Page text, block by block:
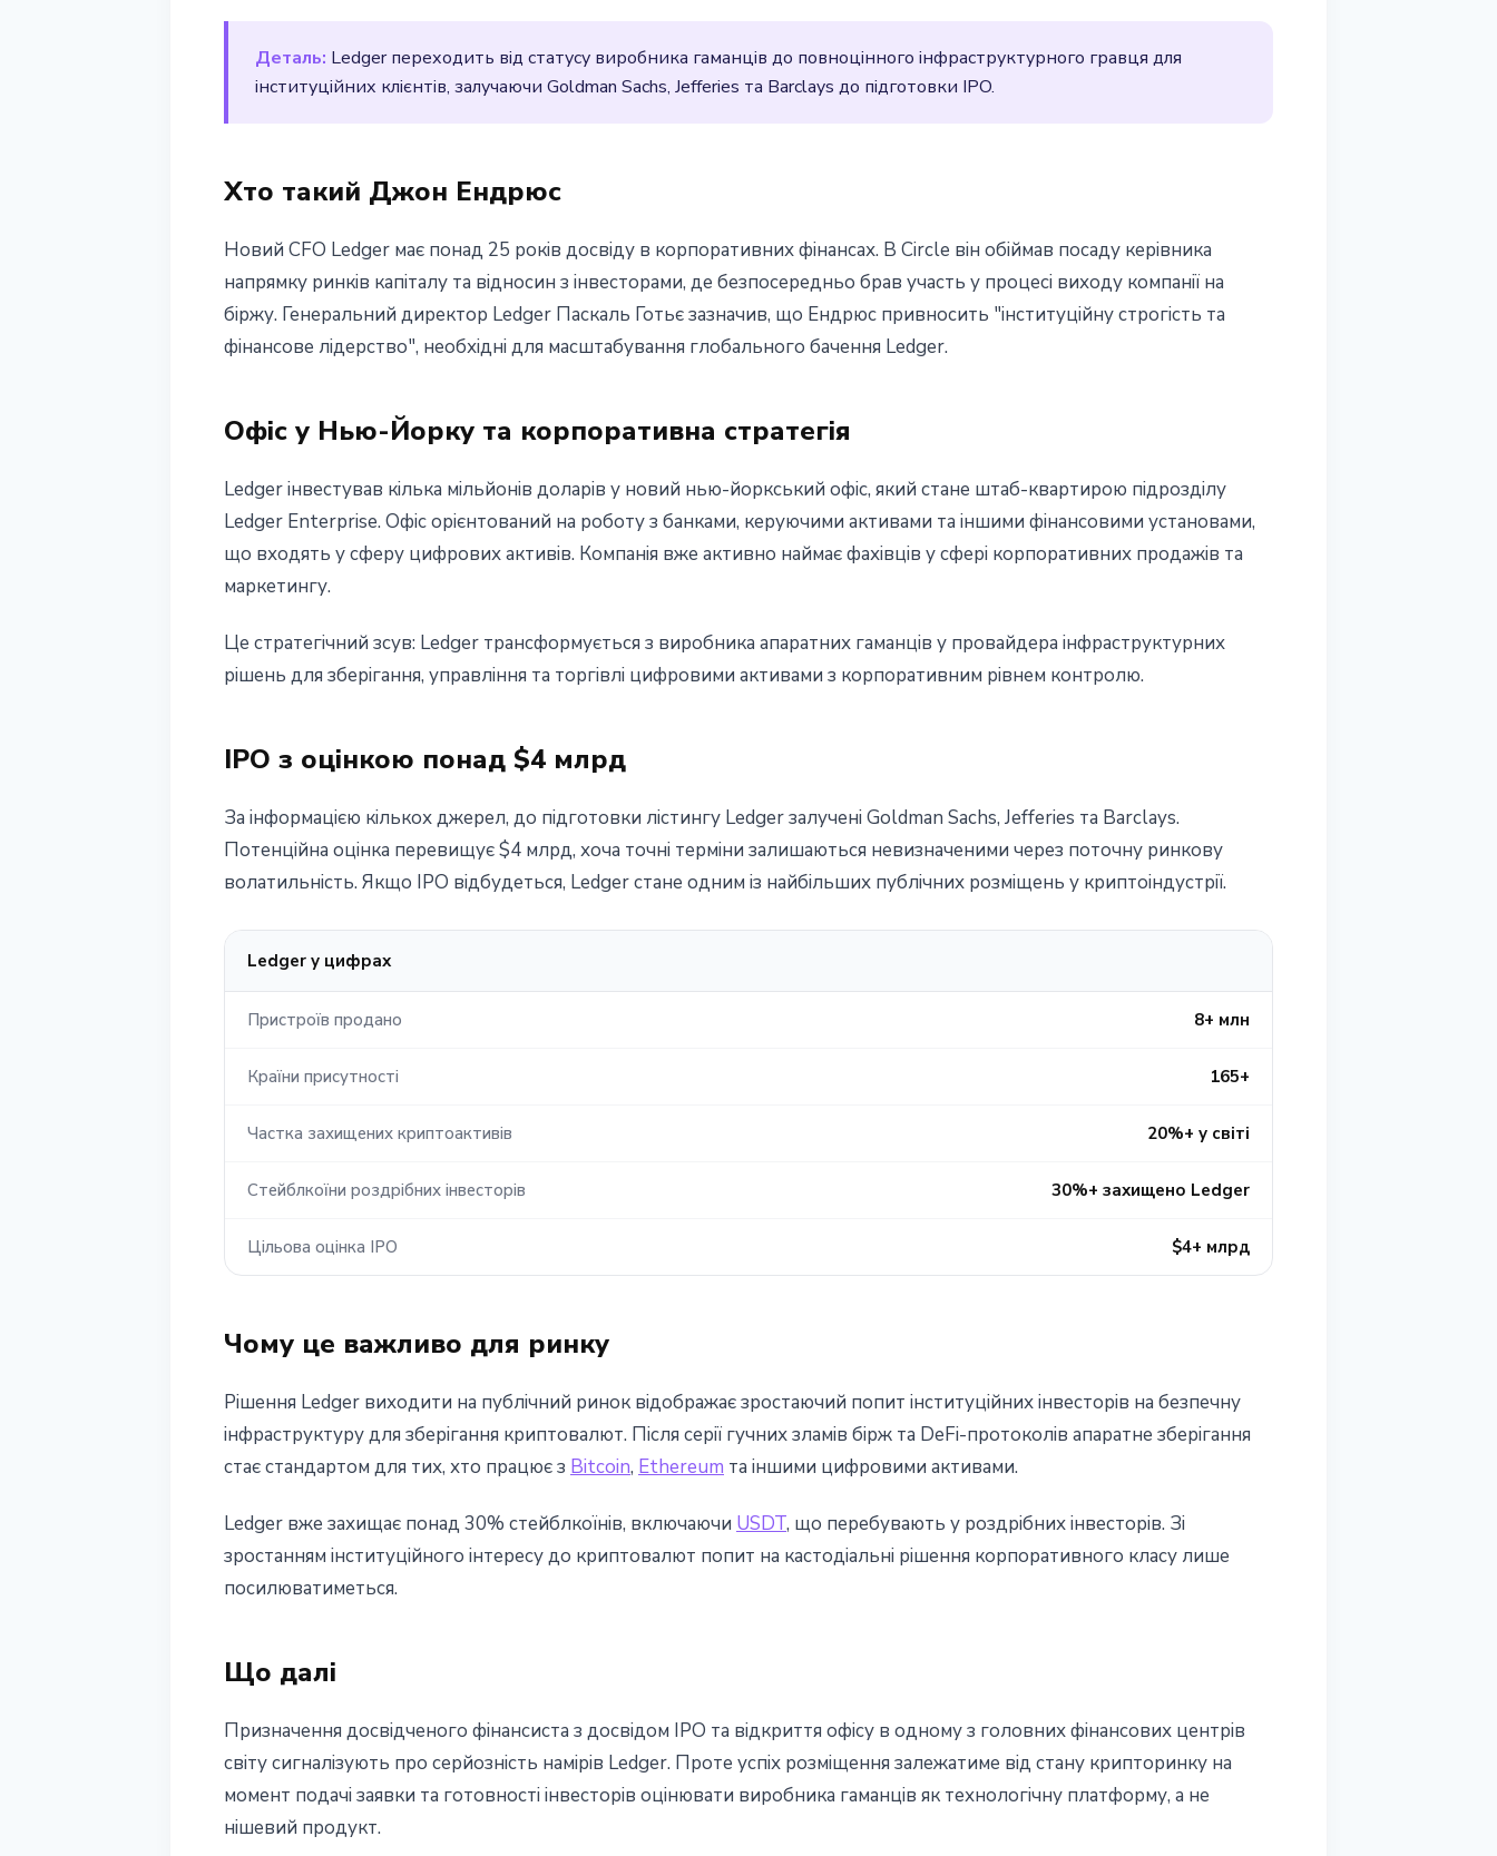
Наталія Дорофєєва
Деталь: Ledger переходить від статусу виробника гаманців до повноцінного інфраструктурного гравця для
інституційних клієнтів, залучаючи Goldman Sachs, Jefferies та Barclays до підготовки IPO.
Хто такий Джон Ендрюс
Новий CFO Ledger має понад 25 років досвіду в корпоративних фінансах. В Circle він обіймав посаду керівника
напрямку ринків капіталу та відносин з інвесторами, де безпосередньо брав участь у процесі виходу компанії на
біржу. Генеральний директор Ledger Паскаль Готьє зазначив, що Ендрюс привносить "інституційну строгість та
фінансове лідерство", необхідні для масштабування глобального бачення Ledger.
Офіс у Нью-Йорку та корпоративна стратегія
Ledger інвестував кілька мільйонів доларів у новий нью-йоркський офіс, який стане штаб-квартирою підрозділу
Ledger Enterprise. Офіс орієнтований на роботу з банками, керуючими активами та іншими фінансовими установами,
що входять у сферу цифрових активів. Компанія вже активно наймає фахівців у сфері корпоративних продажів та
маркетингу.
Це стратегічний зсув: Ledger трансформується з виробника апаратних гаманців у провайдера інфраструктурних
рішень для зберігання, управління та торгівлі цифровими активами з корпоративним рівнем контролю.
IPO з оцінкою понад $4 млрд
За інформацією кількох джерел, до підготовки лістингу Ledger залучені Goldman Sachs, Jefferies та Barclays.
Потенційна оцінка перевищує $4 млрд, хоча точні терміни залишаються невизначеними через поточну ринкову
волатильність. Якщо IPO відбудеться, Ledger стане одним із найбільших публічних розміщень у криптоіндустрії.
Ledger у цифрах
Пристроїв продано 8+ млн
Країни присутності 165+
Частка захищених криптоактивів 20%+ у світі
Стейблкоїни роздрібних інвесторів 30%+ захищено Ledger
Цільова оцінка IPO $4+ млрд
Чому це важливо для ринку
Рішення Ledger виходити на публічний ринок відображає зростаючий попит інституційних інвесторів на безпечну
інфраструктуру для зберігання криптовалют. Після серії гучних зламів бірж та DeFi-протоколів апаратне зберігання
стає стандартом для тих, хто працює з Bitcoin, Ethereum та іншими цифровими активами.
Ledger вже захищає понад 30% стейблкоїнів, включаючи USDT, що перебувають у роздрібних інвесторів. Зі
зростанням інституційного інтересу до криптовалют попит на кастодіальні рішення корпоративного класу лише
посилюватиметься.
Що далі
Призначення досвідченого фінансиста з досвідом IPO та відкриття офісу в одному з головних фінансових центрів
світу сигналізують про серйозність намірів Ledger. Проте успіх розміщення залежатиме від стану крипторинку на
момент подачі заявки та готовності інвесторів оцінювати виробника гаманців як технологічну платформу, а не
нішевий продукт.